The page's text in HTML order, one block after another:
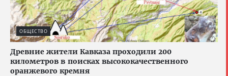
ОБЩЕСТВО
Древние жители Кавказа проходили 200
километров в поисках высококачественного
оранжевого кремня